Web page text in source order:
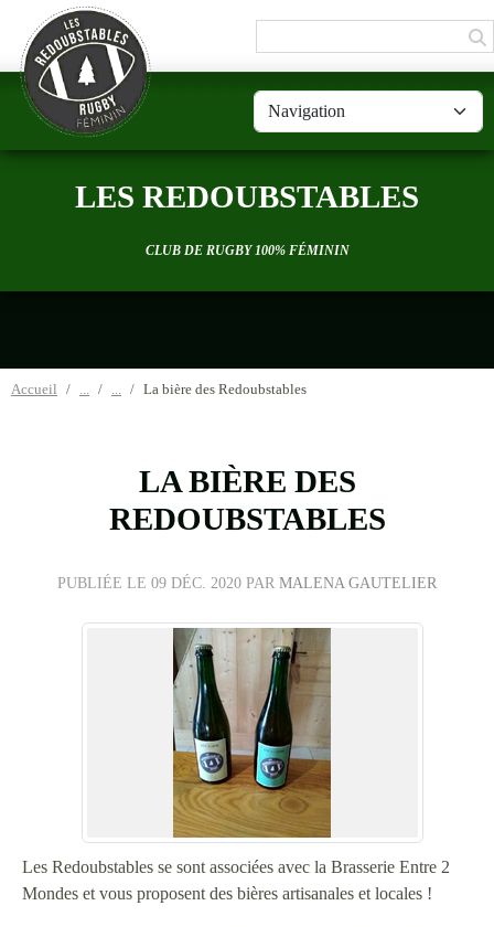
LES REDOUBSTABLES
CLUB DE RUGBY 100% FÉMININ
Accueil La bière des Redoubstables
LA BIÈRE DES
REDOUBSTABLES
PUBLIÉE LE 09 DÉC. 2020 PAR MALENA GAUTELIER
Les Redoubstables se sont associées avec la Brasserie Entre 2
Mondes et vous proposent des bières artisanales et locales !
Panneau de gestion des cookies